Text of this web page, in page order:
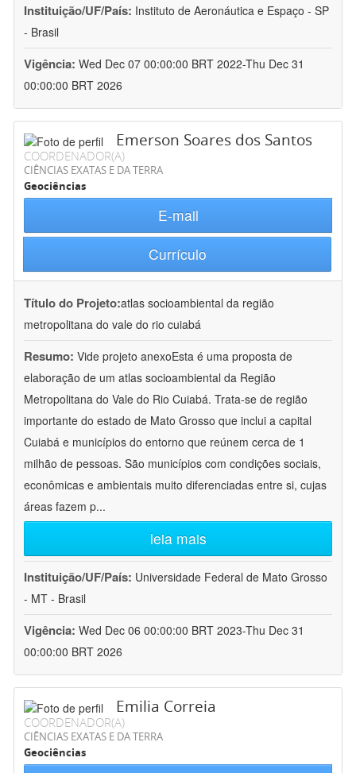
Instituição/UF/País: Instituto de Aeronáutica e Espaço - SP
- Brasil
Vigência: Wed Dec 07 00:00:00 BRT 2022-Thu Dec 31
00:00:00 BRT 2026
Emerson Soares dos Santos
COORDENADOR(A)
CIÊNCIAS EXATAS E DA TERRA
Geociências
E-mail
Currículo
Título do Projeto:atlas socioambiental da região
metropolitana do vale do rio cuiabá
Resumo: Vide projeto anexoEsta é uma proposta de
elaboração de um atlas socioambiental da Região
Metropolitana do Vale do Rio Cuiabá. Trata-se de região
importante do estado de Mato Grosso que inclui a capital
Cuiabá e municípios do entorno que reúnem cerca de 1
milhão de pessoas. São municípios com condições sociais,
econômicas e ambientais muito diferenciadas entre si, cujas
áreas fazem p...
leia mais
Instituição/UF/País: Universidade Federal de Mato Grosso
- MT - Brasil
Vigência: Wed Dec 06 00:00:00 BRT 2023-Thu Dec 31
00:00:00 BRT 2026
Emilia Correia
COORDENADOR(A)
CIÊNCIAS EXATAS E DA TERRA
Geociências